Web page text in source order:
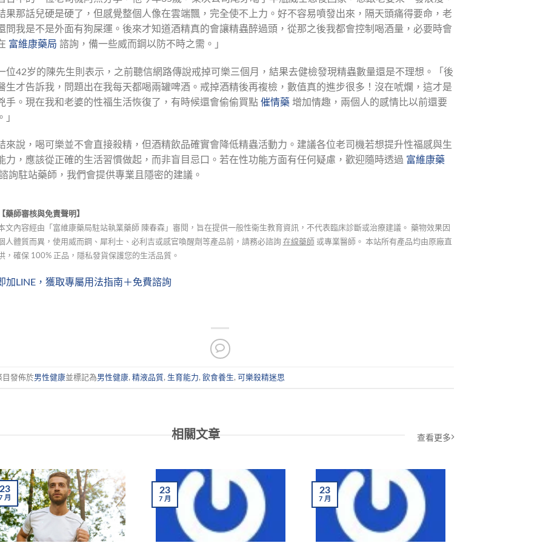
果那話兒硬是硬了，但感覺整個人像在雲端飄，完全使不上力。好不容易噴發出來，隔天頭痛得要命，老
問我是不是外面有狗屎運。後來才知道酒精真的會讓精蟲醉過頭，從那之後我都會控制喝酒量，必要時會
富維康藥局 諮詢，備一些威而鋼以防不時之需。」
位42岁的陳先生則表示，之前聽信網路傳說戒掉可樂三個月，結果去健檢發現精蟲數量還是不理想。「後
生才告訴我，問題出在我每天都喝兩罐啤酒。戒掉酒精後再複檢，數值真的進步很多！沒在唬爛，這才是
手。現在我和老婆的性福生活恢復了，有時候還會偷偷買點 催情藥增加情趣，兩個人的感情比以前還要
」
來說，喝可樂並不會直接殺精，但酒精飲品確實會降低精蟲活動力。建議各位老司機若想提升性福感與生
力，應該從正確的生活習慣做起，而非盲目忌口。若在性功能方面有任何疑慮，歡迎隨時透過 富維康藥
詢駐站藥師，我們會提供專業且隱密的建議。
藥師審核與免責聲明】
文內容經由「富維康藥局駐站執業藥師 陳春森」審閱，旨在提供一般性衛生教育資訊，不代表臨床診斷或治療建議。 藥物效果因
人體質而異，使用威而鋼、犀利士、必利吉或感官喚醒劑等產品前，請務必諮詢 在線藥師 或專業醫師。 本站所有產品均由原廠直
，確保 100% 正品，隱私發貨保護您的生活品質。
加LINE，獲取專屬用法指南＋免費諮詢
目發佈於男性健康並標記為男性健康, 精液品質, 生育能力, 飲食養生, 可樂殺精迷思
相關文章 查看更多
23
月
23
7 月
23
7 月